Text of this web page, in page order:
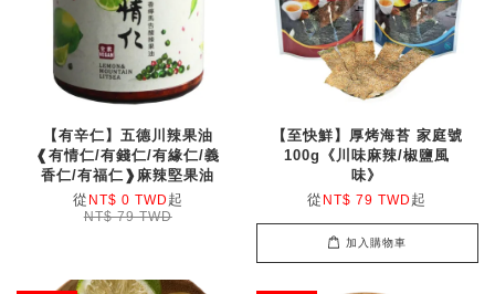
【有辛仁】五德川辣果油
❰有情仁/有錢仁/有緣仁/義
香仁/有福仁❱麻辣堅果油
從 NT$ 0 TWD 起
NT$ 79 TWD
【至快鮮】厚烤海苔 家庭號
100g《川味麻辣/椒鹽風
味》
從 NT$ 79 TWD 起
加入購物車